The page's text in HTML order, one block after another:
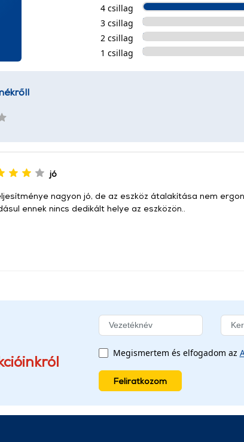
4 csillag
3 csillag
2 csillag
1 csillag
jó
nagyon jó, de az eszköz átalakítása nem
ennek nincs dedikált helye az eszközön..
Megismertem és elfogadom az
Feliratkozom